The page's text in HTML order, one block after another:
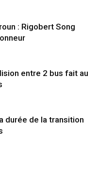
: Rigobert Song
entre 2 bus fait au
durée de la transition